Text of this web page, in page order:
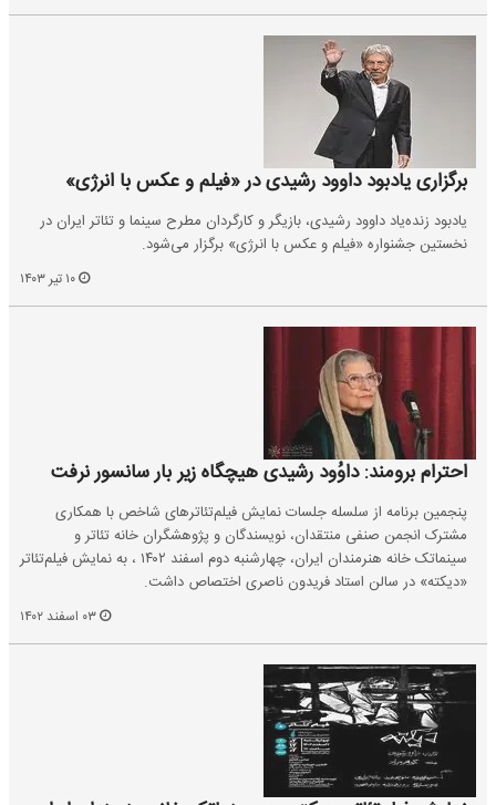
برگزاری یادبود داوود رشیدی در «فیلم و عکس با انرژی»
یادبود زنده‌یاد داوود رشیدی، بازیگر و کارگردان مطرح سینما و تئاتر ایران در
نخستین جشنواره «فیلم و عکس با انرژی» برگزار می‌شود.
احترام برومند: داوُود رشیدی هیچگاه زیر بار سانسور نرفت
پنجمین برنامه از سلسله جلسات نمایش فیلم‌تئاترهای شاخص با همکاری
مشترک انجمن صنفی منتقدان، نویسندگان و پژوهشگران خانه تئاتر و
سینماتک خانه هنرمندان ایران، چهارشنبه دوم اسفند ۱۴۰۲ ، به نمایش فیلم‌تئاتر
«دیکته» در سالن استاد فریدون ناصری اختصاص داشت.